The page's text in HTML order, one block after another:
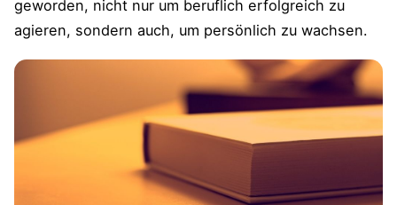
geworden, nicht nur um beruflich erfolgreich zu
agieren, sondern auch, um persönlich zu wachsen.